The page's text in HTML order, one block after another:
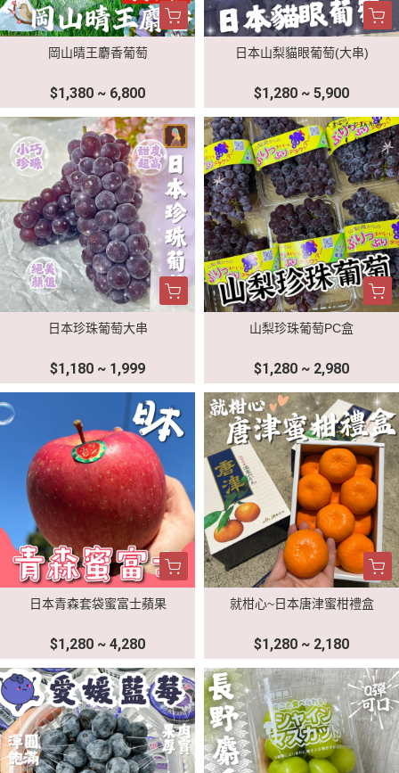
岡山晴王麝香葡萄
$1,380 ~ 6,800
日本山梨貓眼葡萄(大串)
$1,280 ~ 5,900
日本珍珠葡萄大串
$1,180 ~ 1,999
山梨珍珠葡萄PC盒
$1,280 ~ 2,980
日本青森套袋蜜富士蘋果
$1,280 ~ 4,280
就柑心~日本唐津蜜柑禮盒
$1,280 ~ 2,180